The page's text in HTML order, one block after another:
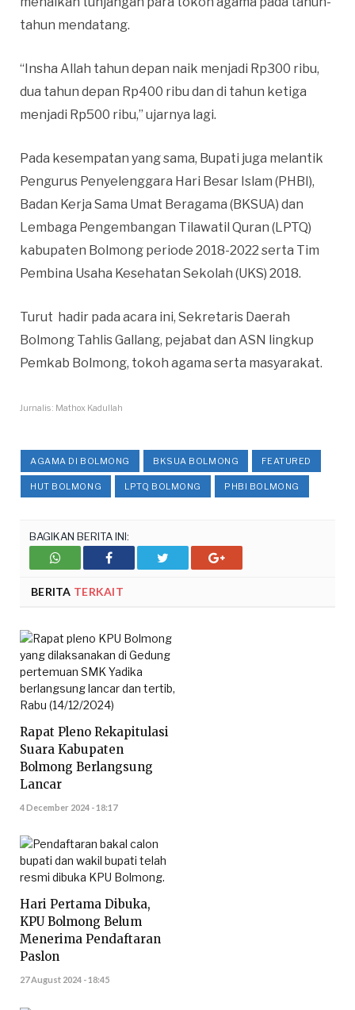
tahun mendatang.
“Insha Allah tahun depan naik menjadi Rp300 ribu,
dua tahun depan Rp400 ribu dan di tahun ketiga
menjadi Rp500 ribu,” ujarnya lagi.
Pada kesempatan yang sama, Bupati juga melantik
Pengurus Penyelenggara Hari Besar Islam (PHBI),
Badan Kerja Sama Umat Beragama (BKSUA) dan
Lembaga Pengembangan Tilawatil Quran (LPTQ)
kabupaten Bolmong periode 2018-2022 serta Tim
Pembina Usaha Kesehatan Sekolah (UKS) 2018.
Turut hadir pada acara ini, Sekretaris Daerah
Bolmong Tahlis Gallang, pejabat dan ASN lingkup
Pemkab Bolmong, tokoh agama serta masyarakat.
Jurnalis : Mathox Kadullah
AGAMA DI BOLMONG BKSUA BOLMONG FEATURED
HUT BOLMONG LPTQ BOLMONG PHBI BOLMONG
BAGIKAN BERITA INI:
WhatsuppFacebook Google+
BERITA TERKAIT
Rapat Pleno Rekapitulasi
Suara Kabupaten
Bolmong Berlangsung
Lancar
4 December 2024 - 18:17
Hari Pertama Dibuka,
KPU Bolmong Belum
Menerima Pendaftaran
Paslon
27 August 2024 - 18:45